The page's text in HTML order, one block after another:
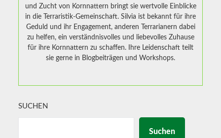
und Zucht von Kornnattern bringt sie wertvolle Einblicke
in die Terraristik-Gemeinschaft. Silvia ist bekannt für ihre
Geduld und ihr Engagement, anderen Terrarianern dabei
zu helfen, ein verständnisvolles und liebevolles Zuhause
für ihre Kornnattern zu schaffen. Ihre Leidenschaft teilt
sie gerne in Blogbeiträgen und Workshops.
SUCHEN
Suchen